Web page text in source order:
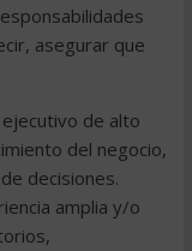
asegurar que
de alto
del negocio,
decisiones.
amplia y/o